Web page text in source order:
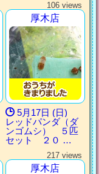
106 views
厚木店
5月17日 (日)
レッドパンダ（ダ
ンゴムシ） ５匹
セット ２０ …
217 views
厚木店